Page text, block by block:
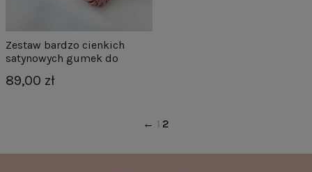
Zestaw bardzo cienkich
satynowych gumek do
89,00 zł
1 2